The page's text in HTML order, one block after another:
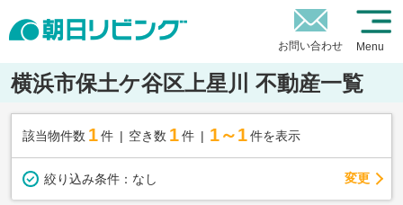
お問い合わせ Menu
横浜市保土ケ谷区上星川 不動産一覧
該当物件数 1件 空き数 1 件 1～1 件を表示
絞り込み条件： なし 変更